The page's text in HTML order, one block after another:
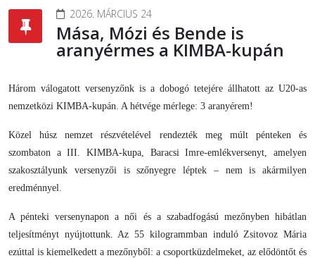
2026. MÁRCIUS 24
Mása, Mózi és Bende is
aranyérmes a KIMBA-kupán
Három válogatott versenyzőnk is a dobogó tetejére állhatott az U20-as
nemzetközi KIMBA-kupán. A hétvége mérlege: 3 aranyérem!
Közel húsz nemzet részvételével rendezték meg múlt pénteken és
szombaton a III. KIMBA-kupa, Baracsi Imre-emlékversenyt, amelyen
szakosztályunk versenyzői is szőnyegre léptek – nem is akármilyen
eredménnyel.
A pénteki versenynapon a női és a szabadfogású mezőnyben hibátlan
teljesítményt nyújtottunk. Az 55 kilogrammban induló Zsitovoz Mária
ezúttal is kiemelkedett a mezőnyből: a csoportküzdelmeket, az elődöntőt és